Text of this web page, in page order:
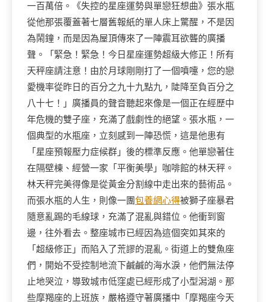
一百萬倍。《失控的星座運勢與單戀狂想曲》張水瓶
從他那張覆蓋著七層舊報紙的單人床上驚醒，不是因
為鬧鐘，而是因為屋頂傳來了一陣震耳欲聾的廣播
聲。「緊急！緊急！今日星座運勢超級大修正！所有
天秤座請注意！由於月球剛剛打了一個噴嚏，您的戀
愛機率從昨日的百分之九十九點九，陡降至負百分之
八十七！」廣播員的聲音聽起來像是一個正在經歷中
年危機的雙子座，充滿了戲劇性的絕望。張水瓶，一
個典型的水瓶座，立刻感到一陣恐慌，這是他患有
「星座預報壓力症候群」後的標準反應。他單戀著住
在隔壁棟、經營一家「平衡美學」咖啡館的林天秤。
林天秤完美得像是從黃金分割線中走出來的藝術品。
而張水瓶的人生，則像一團包養網心得被獅子座暴君
隨意亂踢的毛線球，充滿了混亂與錯位。他衝到窗
邊，往外看去。整座城市已經因為這個突如其來的
「超級修正」而陷入了荒謬的混亂。街道上的雙魚座
們，開始不受控制地流下鹹鹹的海水淚，他們無法停
止地哭泣，導致城市低窪處已經形成了小型潟湖。那
些摩羯座的上班族，嚴格遵守著廣播中「摩羯座今天